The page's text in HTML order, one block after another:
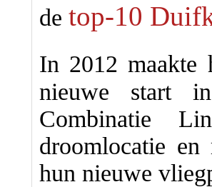
de top-10
In 2012 maakte
nieuwe start
Combinatie
droomlocatie en
hun nieuwe